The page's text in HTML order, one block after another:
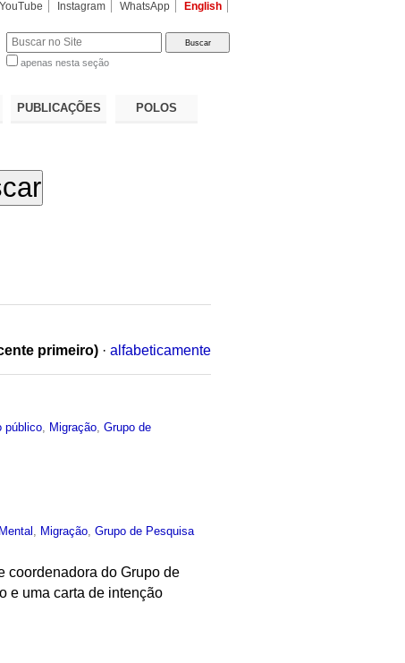
YouTube Instagram WhatsApp English
apenas nesta seção
PUBLICAÇÕES POLOS
primeiro) · alfabeticamente
público Migração ,Grupo de
Migração ,Grupo de Pesquisa
coordenadora do Grupo de
e uma carta de intenção